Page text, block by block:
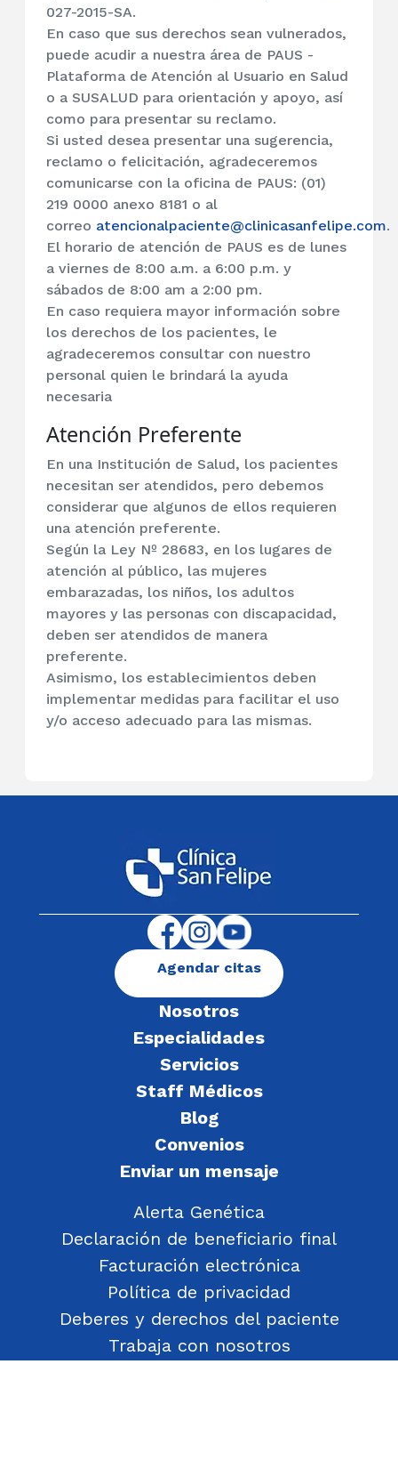
027-2015-SA.
En caso que sus derechos sean vulnerados,
puede acudir a nuestra área de PAUS -
Plataforma de Atención al Usuario en Salud
o a SUSALUD para orientación y apoyo, así
como para presentar su reclamo.
Si usted desea presentar una sugerencia,
reclamo o felicitación, agradeceremos
comunicarse con la oficina de PAUS: (01)
219 0000 anexo 8181 o al
correo atencionalpaciente@clinicasanfelipe.com.
El horario de atención de PAUS es de lunes
a viernes de 8:00 a.m. a 6:00 p.m. y
sábados de 8:00 am a 2:00 pm.
En caso requiera mayor información sobre
los derechos de los pacientes, le
agradeceremos consultar con nuestro
personal quien le brindará la ayuda
necesaria
Atención Preferente
En una Institución de Salud, los pacientes
necesitan ser atendidos, pero debemos
considerar que algunos de ellos requieren
una atención preferente.
Según la Ley Nº 28683, en los lugares de
atención al público, las mujeres
embarazadas, los niños, los adultos
mayores y las personas con discapacidad,
deben ser atendidos de manera
preferente.
Asimismo, los establecimientos deben
implementar medidas para facilitar el uso
y/o acceso adecuado para las mismas.
Nosotros
Especialidades
Servicios
Staff Médicos
Blog
Convenios
Enviar un mensaje
Alerta Genética
Declaración de beneficiario final
Facturación electrónica
Política de privacidad
Deberes y derechos del paciente
Trabaja con nosotros
Agendar citas